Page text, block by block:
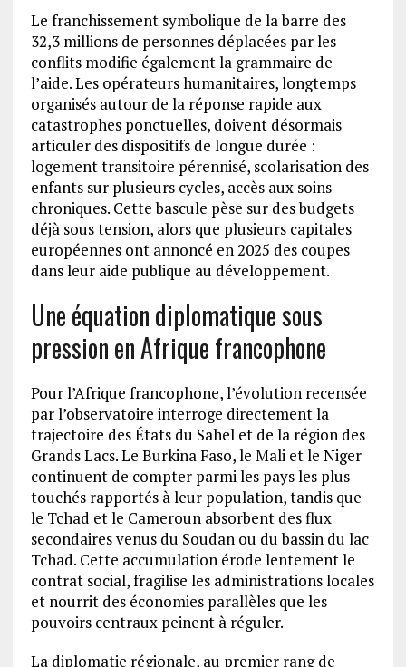
Le franchissement symbolique de la barre des
32,3 millions de personnes déplacées par les
conflits modifie également la grammaire de
l’aide. Les opérateurs humanitaires, longtemps
organisés autour de la réponse rapide aux
catastrophes ponctuelles, doivent désormais
articuler des dispositifs de longue durée :
logement transitoire pérennisé, scolarisation des
enfants sur plusieurs cycles, accès aux soins
chroniques. Cette bascule pèse sur des budgets
déjà sous tension, alors que plusieurs capitales
européennes ont annoncé en 2025 des coupes
dans leur aide publique au développement.
Une équation diplomatique sous
pression en Afrique francophone
Pour l’Afrique francophone, l’évolution recensée
par l’observatoire interroge directement la
trajectoire des États du Sahel et de la région des
Grands Lacs. Le Burkina Faso, le Mali et le Niger
continuent de compter parmi les pays les plus
touchés rapportés à leur population, tandis que
le Tchad et le Cameroun absorbent des flux
secondaires venus du Soudan ou du bassin du lac
Tchad. Cette accumulation érode lentement le
contrat social, fragilise les administrations locales
et nourrit des économies parallèles que les
pouvoirs centraux peinent à réguler.
La diplomatie régionale, au premier rang de